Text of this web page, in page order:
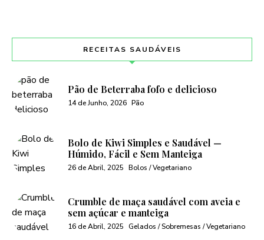
RECEITAS SAUDÁVEIS
Pão de Beterraba fofo e delicioso
14 de Junho, 2026 Pão
Bolo de Kiwi Simples e Saudável —
Húmido, Fácil e Sem Manteiga
26 de Abril, 2025 Bolos / Vegetariano
Crumble de maça saudável com aveia e
sem açúcar e manteiga
16 de Abril, 2025 Gelados / Sobremesas / Vegetariano